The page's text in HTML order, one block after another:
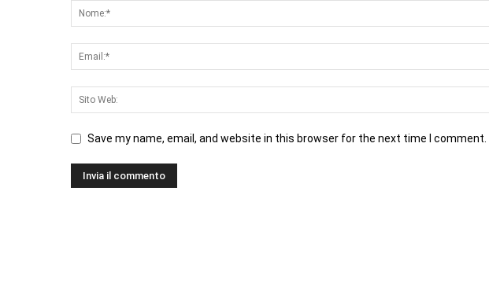
Save my name, email, and website in this browser for the next time I comment.